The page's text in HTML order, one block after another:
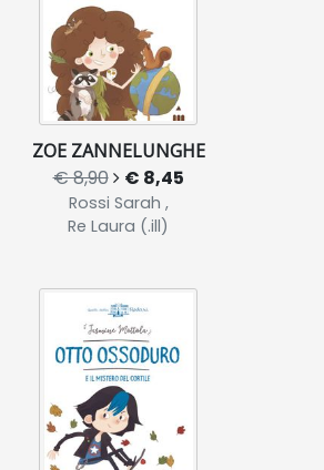
ZOE ZANNELUNGHE
€ 8,90 € 8,45
Rossi Sarah ,
Re Laura (.ill)